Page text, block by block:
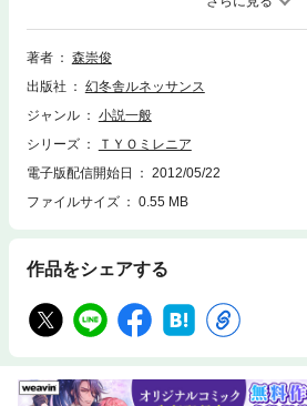
め立て、お台場への企業誘致、ゲートブリッ
「島」の完成が目前に迫る――。都市伝説の
開発の真の企み、東京の発展に心血注ぐ男たち
横浜国立大学経済学部経済学科卒業。不動産
（株）プロパストを創業し、代表取締役に就
マーレ、ガレリアグランデ、ガレリアサーラ
マンションを供給。2011年、会社を引退し文
『季節、めくり』を執筆、刊行。
著者
森崇俊
出版社
幻冬舎ルネッサンス
ジャンル
小説一般
シリーズ
ＴＹＯミレニア
電子版配信開始日
2012/05/22
ファイルサイズ
0.55 MB
作品をシェアする